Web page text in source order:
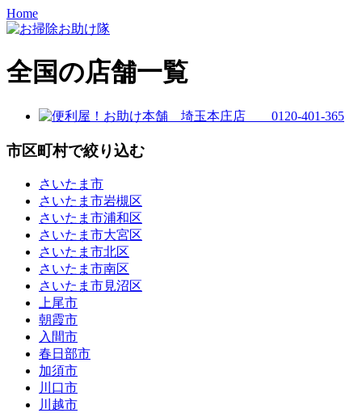
Home
全国の店舗一覧
市区町村で絞り込む
さいたま市
さいたま市岩槻区
さいたま市浦和区
さいたま市大宮区
さいたま市北区
さいたま市南区
さいたま市見沼区
上尾市
朝霞市
入間市
春日部市
加須市
川口市
川越市